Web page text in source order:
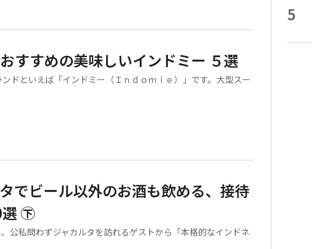
すすめの美味しいインドミー ５選
ドといえば「インドミー（Ｉｎｄｏｍｉｅ）」です。大型スー
でビール以外のお酒も飲める、接待
㊦
公私問わずジャカルタを訪れるゲストから「本格的なインドネ